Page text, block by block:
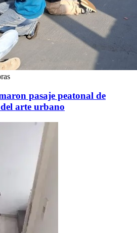
pasaje peatonal de
arte urbano